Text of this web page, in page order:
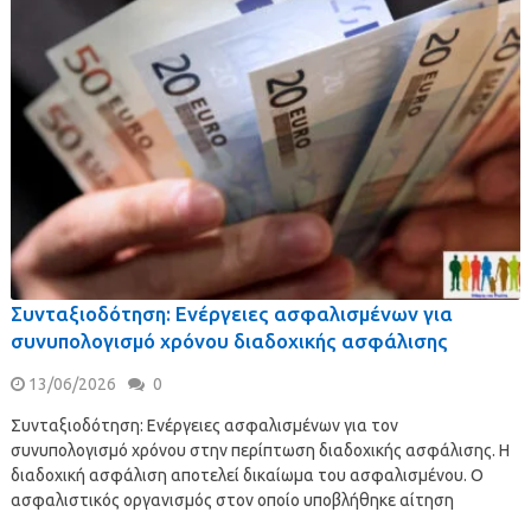
Συνταξιοδότηση: Ενέργειες ασφαλισμένων για
συνυπολογισμό χρόνου διαδοχικής ασφάλισης
13/06/2026 0
Συνταξιοδότηση: Ενέργειες ασφαλισμένων για τον
συνυπολογισμό χρόνου στην περίπτωση διαδοχικής ασφάλισης. Η
διαδοχική ασφάλιση αποτελεί δικαίωμα του ασφαλισμένου. Ο
ασφαλιστικός οργανισμός στον οποίο υποβλήθηκε αίτηση